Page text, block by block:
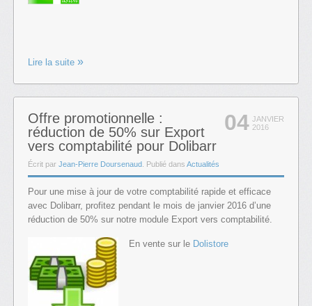
Lire la suite
04 JANVIER
2016
Offre promotionnelle :
réduction de 50% sur Export
vers comptabilité pour Dolibarr
Écrit par Jean-Pierre Doursenaud . Publié dans Actualités
Pour une mise à jour de votre comptabilité rapide et efficace
avec Dolibarr, profitez pendant le mois de janvier 2016 d’une
réduction de 50% sur notre module Export vers comptabilité.
En vente sur le Dolistore